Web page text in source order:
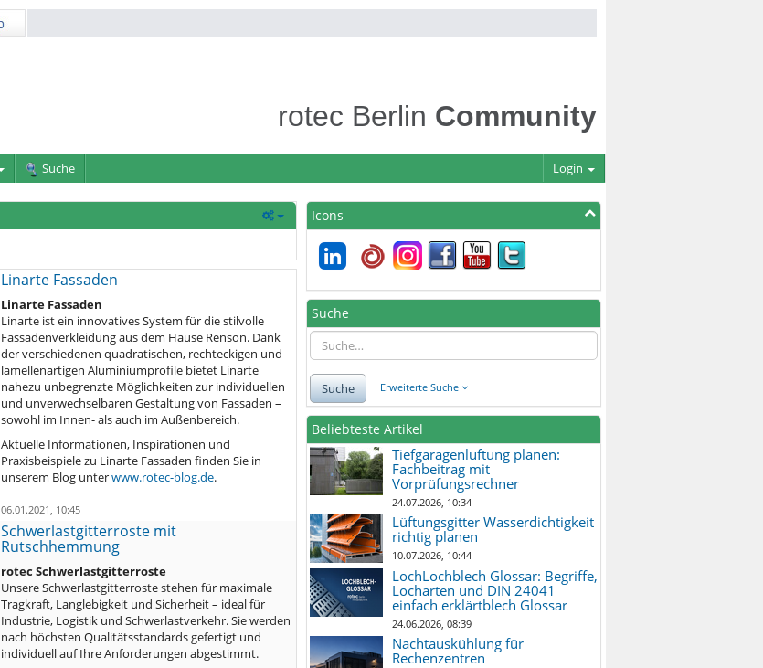
rotec Berlin Community
Suche Login
Linarte Fassaden
Linarte Fassaden
Linarte ist ein innovatives System für die stilvolle
Fassadenverkleidung aus dem Hause Renson. Dank
der verschiedenen quadratischen, rechteckigen und
lamellenartigen Aluminiumprofile bietet Linarte
nahezu unbegrenzte Möglichkeiten zur individuellen
und unverwechselbaren Gestaltung von Fassaden –
sowohl im Innen- als auch im Außenbereich.
Aktuelle Informationen, Inspirationen und
Praxisbeispiele zu Linarte Fassaden finden Sie in
unserem Blog unterwww.rotec-blog.de.
06.01.2021, 10:45
Schwerlastgitterroste mit
Rutschhemmung
rotec Schwerlastgitterroste
Unsere Schwerlastgitterroste stehen für maximale
Tragkraft, Langlebigkeit und Sicherheit – ideal für
Industrie, Logistik und Schwerlastverkehr. Sie werden
nach höchsten Qualitätsstandards gefertigt und
individuell auf Ihre Anforderungen abgestimmt.
Icons
Suche
Suche Erweiterte Suche
Beliebteste Artikel
Tiefgaragenlüftung planen:
Fachbeitrag mit
Vorprüfungsrechner
24.07.2026, 10:34
Lüftungsgitter Wasserdichtigkeit
richtig planen
10.07.2026, 10:44
LochLochblech Glossar: Begriffe,
Locharten und DIN 24041
einfach erklärtblech Glossar
24.06.2026, 08:39
Nachtauskühlung für
Rechenzentren